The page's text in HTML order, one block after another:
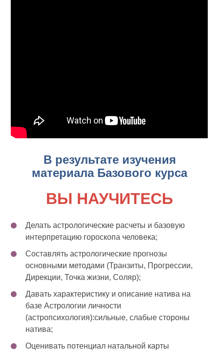
В результате изучения
материала Базового курса
ВЫ НАУЧИТЕСЬ
Делать астрологические расчеты и базовую
интерпретацию гороскопа человека;
Составлять астрологические прогнозы
основными методами (Транзиты, Прогрессии,
Дирекции, Точка жизни, Соляр);
Давать характеристику и описание натива на
базе Астрологии личности
(астропсихология):сильные, слабые стороны
натива;
Оценивать потенциал натальной карты